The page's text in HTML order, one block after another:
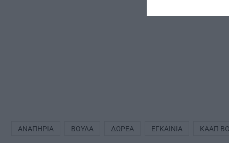
ΑΝΑΠΗΡΊΑ ΒΟΎΛΑ ΔΩΡΕΆ ΕΓΚΑΊΝΙΑ ΚΑΑΠ